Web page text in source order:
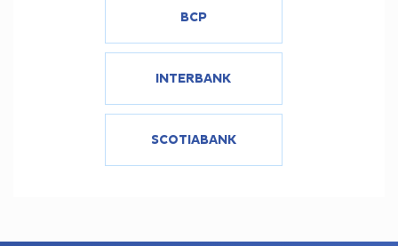
BCP
INTERBANK
SCOTIABANK